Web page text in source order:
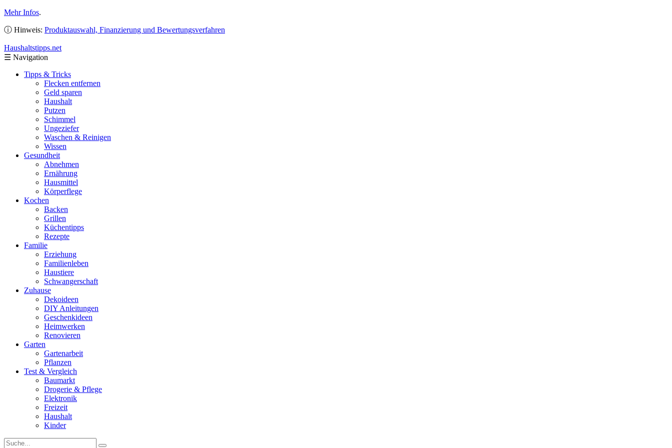
Mehr Infos.
ⓘ Hinweis: Produktauswahl, Finanzierung und Bewertungsverfahren
Haushaltstipps.net
☰ Navigation
Tipps & Tricks
Flecken entfernen
Geld sparen
Haushalt
Putzen
Schimmel
Ungeziefer
Waschen & Reinigen
Wissen
Gesundheit
Abnehmen
Ernährung
Hausmittel
Körperflege
Kochen
Backen
Grillen
Küchentipps
Rezepte
Familie
Erziehung
Familienleben
Haustiere
Schwangerschaft
Zuhause
Dekoideen
DIY Anleitungen
Geschenkideen
Heimwerken
Renovieren
Garten
Gartenarbeit
Pflanzen
Test & Vergleich
Baumarkt
Drogerie & Pflege
Elektronik
Freizeit
Haushalt
Kinder